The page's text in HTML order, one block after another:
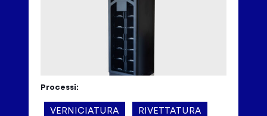
Processi:
VERNICIATURA RIVETTATURA